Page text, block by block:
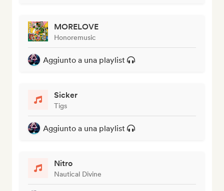
MORELOVE
Honoremusic
Aggiunto a una playlist
Sicker
Tigs
Aggiunto a una playlist
Nitro
Nautical Divine